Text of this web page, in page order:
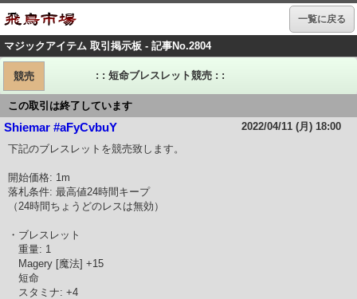
一覧に戻る
マジックアイテム 取引掲示板 - 記事No.2804
競売 : : 短命ブレスレット競売 : :
この取引は終了しています
Shiemar #aFyCvbuY
2022/04/11 (月) 18:00
下記のブレスレットを競売致します。
開始価格: 1m
落札条件: 最高値24時間キープ
（24時間ちょうどのレスは無効）
・ブレスレット
重量: 1
Magery [魔法] +15
短命
スタミナ: +4